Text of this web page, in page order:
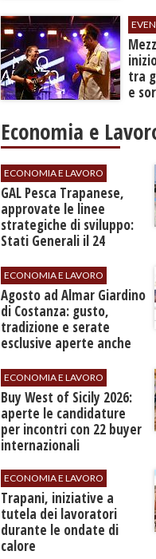
tra
e
Economia e
ECONOMIA E LAVORO
GAL Pesca Trapanese,
approvate le linee
strategiche di sviluppo:
Stati Generali il 24
ECONOMIA E LAVORO
Agosto ad Almar Giardino
di Costanza: gusto,
tradizione e serate
esclusive aperte anche
ECONOMIA E LAVORO
Buy West of Sicily 2026:
aperte le candidature
per incontri con 22 buyer
internazionali
ECONOMIA E LAVORO
​Trapani, iniziative a
tutela dei lavoratori
durante le ondate di
calore